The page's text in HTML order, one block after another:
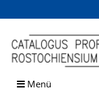
Browsen
direkt zum Inhalt
Menü